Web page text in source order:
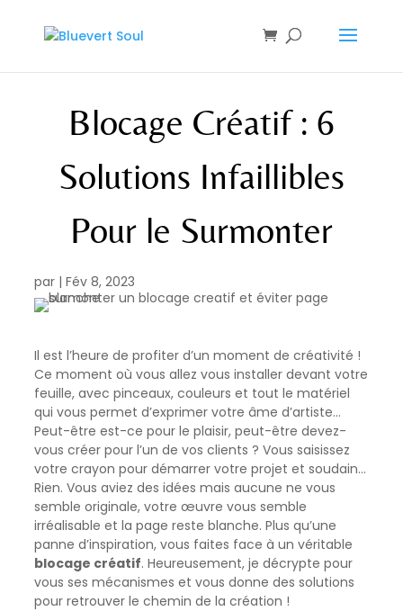
Blocage Créatif : 6
Solutions Infaillibles
Pour le Surmonter
par | Fév 8, 2023
Il est l’heure de profiter d’un moment de créativité !
Ce moment où vous allez vous installer devant votre
feuille, avec pinceaux, couleurs et tout le matériel
qui vous permet d’exprimer votre âme d’artiste…
Peut-être est-ce pour le plaisir, peut-être devez-
vous créer pour l’un de vos clients ? Vous saisissez
votre crayon pour démarrer votre projet et soudain…
Rien. Vous aviez des idées mais aucune ne vous
semble originale, votre œuvre vous semble
irréalisable et la page reste blanche. Plus qu’une
panne d’inspiration, vous faites face à un véritable
blocage créatif. Heureusement, je décrypte pour
vous ses mécanismes et vous donne des solutions
pour retrouver le chemin de la création !